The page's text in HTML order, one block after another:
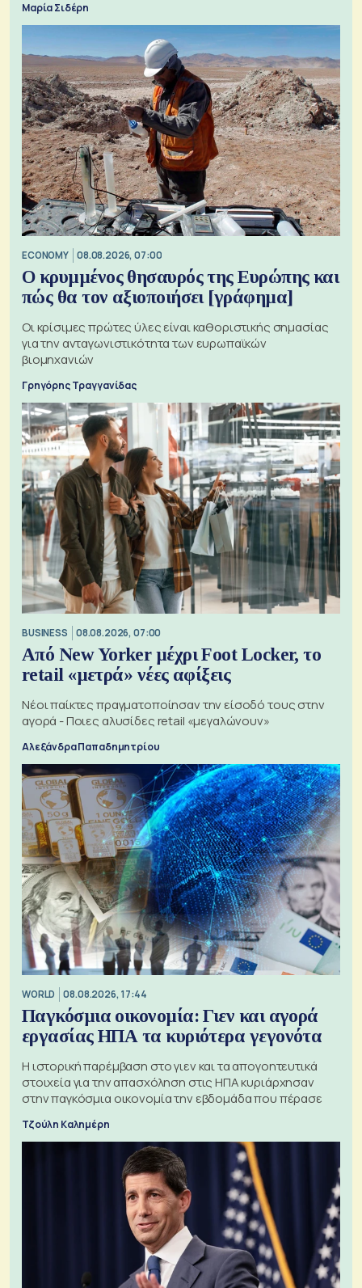
Μαρία Σιδέρη
ECONOMY 08.08.2026, 07:00
Ο κρυμμένος θησαυρός της Ευρώπης και
πώς θα τον αξιοποιήσει [γράφημα]
Οι κρίσιμες πρώτες ύλες είναι καθοριστικής σημασίας
για την ανταγωνιστικότητα των ευρωπαϊκών
βιομηχανιών
Γρηγόρης Τραγγανίδας
BUSINESS 08.08.2026, 07:00
Από New Yorker μέχρι Foot Locker, το
retail «μετρά» νέες αφίξεις
Νέοι παίκτες πραγματοποίησαν την είσοδό τους στην
αγορά - Ποιες αλυσίδες retail «μεγαλώνουν»
Αλεξάνδρα Παπαδημητρίου
WORLD 08.08.2026, 17:44
Παγκόσμια οικονομία: Γιεν και αγορά
εργασίας ΗΠΑ τα κυριότερα γεγονότα
Η ιστορική παρέμβαση στο γιεν και τα απογοητευτικά
στοιχεία για την απασχόληση στις ΗΠΑ κυριάρχησαν
στην παγκόσμια οικονομία την εβδομάδα που πέρασε
Τζούλη Καλημέρη